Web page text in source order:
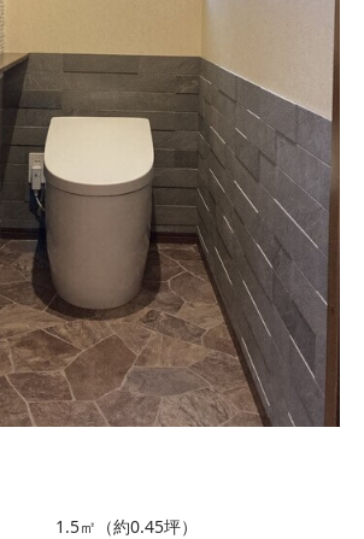
1.5㎡（約0.45坪）